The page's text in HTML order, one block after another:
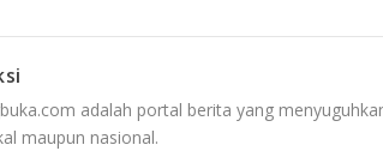
adalah portal berita yang
maupun nasional.